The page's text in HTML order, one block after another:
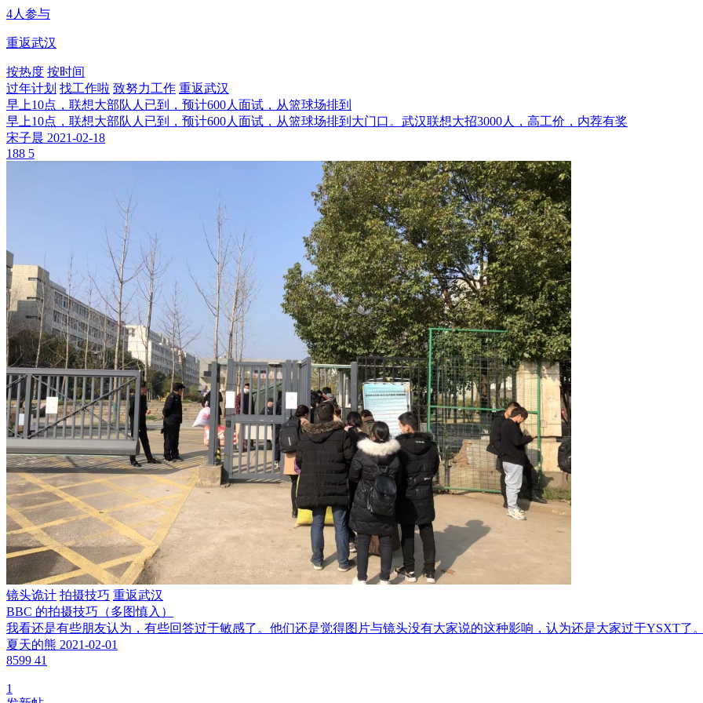
4人参与
重返武汉
按热度 按时间
过年计划 找工作啦 致努力工作 重返武汉
早上10点，联想大部队人已到，预计600人面试，从篮球场排到
早上10点，联想大部队人已到，预计600人面试，从篮球场排到大门口。武汉联想大招3000人，高工价，内荐有奖
宋子晨 2021-02-18
188 5
镜头诡计 拍摄技巧 重返武汉
BBC 的拍摄技巧（多图慎入）
我看还是有些朋友认为，有些回答过于敏感了。他们还是觉得图片与镜头没有大家说的这种影响，认为还是大家过于YSXT了
夏天的熊 2021-02-01
8599 41
1